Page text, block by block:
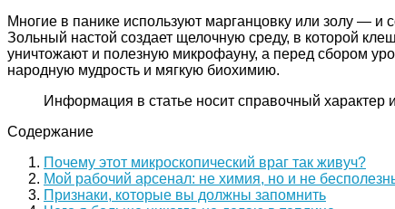
Многие в панике используют марганцовку или золу —
Зольный настой создает щелочную среду, в которой
уничтожают и полезную микрофауну, а перед сбором
народную мудрость и мягкую биохимию.
Информация в статье носит справочный характер
Содержание
Почему этот микроскопический враг так живуч?
Мой рабочий арсенал: не химия, но и не
Признаки, которые вы должны запомнить